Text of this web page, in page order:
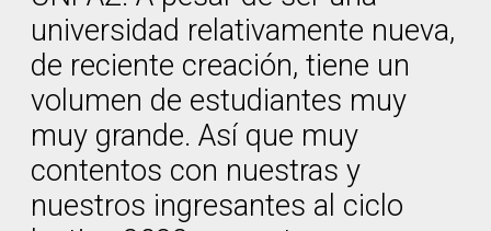
universidad relativamente nueva,
de reciente creación, tiene un
volumen de estudiantes muy
muy grande. Así que muy
contentos con nuestras y
nuestros ingresantes al ciclo